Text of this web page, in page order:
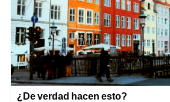
¿De verdad hacen esto?